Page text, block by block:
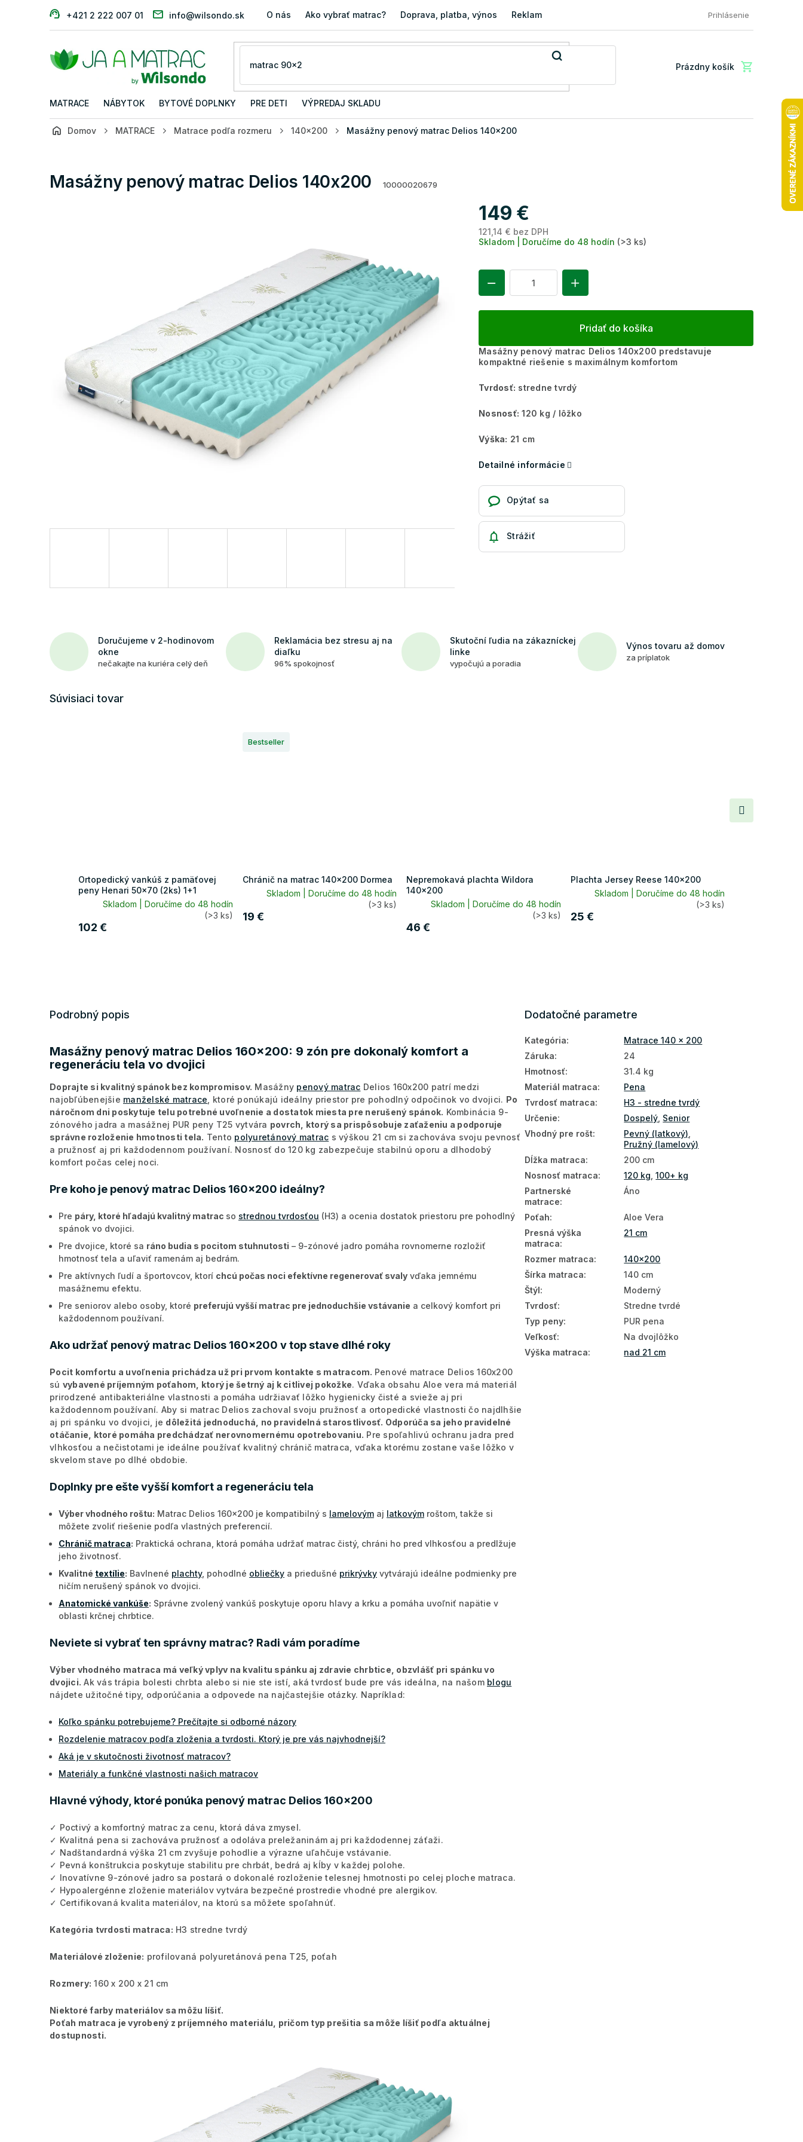
+421 2 222 007 01 info@wilsondo.sk O nás Ako vybrať matrac? Doprava, platba, výnos Reklamácia a vrátenie tovaru FAQ: Najčastejšie otázky zákazníkov
Prihlásenie
Nákupný
Prázdny košík
MATRACE NÁBYTOK BYTOVÉ DOPLNKY PRE DETI VÝPREDAJ SKLADU
Domov MATRACE Matrace podľa rozmeru 140x200 Masážny penový matrac Delios 140x200
Masážny penový matrac Delios 140x200 10000020679
149 €
121,14 € bez DPH
Skladom | Doručíme do 48 hodín (>3 ks)
Pridať do košíka
Masážny penový matrac Delios 140x200 predstavuje
kompaktné riešenie s maximálnym komfortom
Tvrdosť: stredne tvrdý
Nosnosť: 120 kg / lôžko
Výška: 21 cm
Detailné informácie
Opýtať sa
Strážiť
Doručujeme v 2-hodinovom
okne
nečakajte na kuriéra celý deň
Reklamácia bez stresu aj na
diaľku
96% spokojnosť
Skutoční ľudia na zákazníckej
linke
vypočujú a poradia
Výnos tovaru až domov
za príplatok
Súvisiaci tovar
Ortopedický vankúš z pamäťovej
peny Henari 50x70 (2ks) 1+1
Skladom | Doručíme do 48 hodín
(>3 ks)
102 €
Bestseller
Chránič na matrac 140x200 Dormea
Skladom | Doručíme do 48 hodín
(>3 ks)
19 €
Nepremokavá plachta Wildora
140x200
Skladom | Doručíme do 48 hodín
(>3 ks)
46 €
Plachta Jersey Reese 140x200
Skladom | Doručíme do 48 hodín
(>3 ks)
25 €
Podrobný popis
Masážny penový matrac Delios 160x200: 9 zón pre dokonalý komfort a
regeneráciu tela vo dvojici
Doprajte si kvalitný spánok bez kompromisov. Masážny penový matrac Delios 160x200 patrí medzi
najobľúbenejšie manželské matrace , ktoré ponúkajú ideálny priestor pre pohodlný odpočinok vo dvojici. Po
náročnom dni poskytuje telu potrebné uvoľnenie a dostatok miesta pre nerušený spánok. Kombinácia 9-
zónového jadra a masážnej PUR peny T25 vytvára povrch, ktorý sa prispôsobuje zaťaženiu a podporuje
správne rozloženie hmotnosti tela. Tento polyuretánový matrac s výškou 21 cm si zachováva svoju pevnosť
a pružnosť aj pri každodennom používaní. Nosnosť do 120 kg zabezpečuje stabilnú oporu a dlhodobý
komfort počas celej noci.
Pre koho je penový matrac Delios 160x200 ideálny?
Pre páry, ktoré hľadajú kvalitný matrac so strednou tvrdosťou (H3) a ocenia dostatok priestoru pre pohodlný
spánok vo dvojici.
Pre dvojice, ktoré sa ráno budia s pocitom stuhnutosti – 9-zónové jadro pomáha rovnomerne rozložiť
hmotnosť tela a uľaviť ramenám aj bedrám.
Pre aktívnych ľudí a športovcov, ktorí chcú počas noci efektívne regenerovať svaly vďaka jemnému
masážnemu efektu.
Pre seniorov alebo osoby, ktoré preferujú vyšší matrac pre jednoduchšie vstávanie a celkový komfort pri
každodennom používaní.
Ako udržať penový matrac Delios 160x200 v top stave dlhé roky
Pocit komfortu a uvoľnenia prichádza už pri prvom kontakte s matracom. Penové matrace Delios 160x200
sú vybavené príjemným poťahom, ktorý je šetrný aj k citlivej pokožke. Vďaka obsahu Aloe vera má materiál
prirodzené antibakteriálne vlastnosti a pomáha udržiavať lôžko hygienicky čisté a svieže aj pri
každodennom používaní. Aby si matrac Delios zachoval svoju pružnosť a ortopedické vlastnosti čo najdlhšie
aj pri spánku vo dvojici, je dôležitá jednoduchá, no pravidelná starostlivosť. Odporúča sa jeho pravidelné
otáčanie, ktoré pomáha predchádzať nerovnomernému opotrebovaniu. Pre spoľahlivú ochranu jadra pred
vlhkosťou a nečistotami je ideálne používať kvalitný chránič matraca, vďaka ktorému zostane vaše lôžko v
skvelom stave po dlhé obdobie.
Doplnky pre ešte vyšší komfort a regeneráciu tela
Výber vhodného roštu: Matrac Delios 160x200 je kompatibilný s lamelovým aj latkovým roštom, takže si
môžete zvoliť riešenie podľa vlastných preferencií.
Chránič matraca: Praktická ochrana, ktorá pomáha udržať matrac čistý, chráni ho pred vlhkosťou a predlžuje
jeho životnosť.
Kvalitné textílie: Bavlnené plachty, pohodlné obliečky a priedušné prikrývky vytvárajú ideálne podmienky pre
ničím nerušený spánok vo dvojici.
Anatomické vankúše: Správne zvolený vankúš poskytuje oporu hlavy a krku a pomáha uvoľniť napätie v
oblasti krčnej chrbtice.
Neviete si vybrať ten správny matrac? Radi vám poradíme
Výber vhodného matraca má veľký vplyv na kvalitu spánku aj zdravie chrbtice, obzvlášť pri spánku vo
dvojici. Ak vás trápia bolesti chrbta alebo si nie ste istí, aká tvrdosť bude pre vás ideálna, na našom blogu
nájdete užitočné tipy, odporúčania a odpovede na najčastejšie otázky. Napríklad:
Koľko spánku potrebujeme? Prečítajte si odborné názory
Rozdelenie matracov podľa zloženia a tvrdosti. Ktorý je pre vás najvhodnejší?
Aká je v skutočnosti životnosť matracov?
Materiály a funkčné vlastnosti našich matracov
Hlavné výhody, ktoré ponúka penový matrac Delios 160x200
✓ Poctivý a komfortný matrac za cenu, ktorá dáva zmysel.
✓ Kvalitná pena si zachováva pružnosť a odoláva preležaninám aj pri každodennej záťaži.
✓ Nadštandardná výška 21 cm zvyšuje pohodlie a výrazne uľahčuje vstávanie.
✓ Pevná konštrukcia poskytuje stabilitu pre chrbát, bedrá aj kĺby v každej polohe.
✓ Inovatívne 9-zónové jadro sa postará o dokonalé rozloženie telesnej hmotnosti po celej ploche matraca.
✓ Hypoalergénne zloženie materiálov vytvára bezpečné prostredie vhodné pre alergikov.
✓ Certifikovaná kvalita materiálov, na ktorú sa môžete spoľahnúť.
Kategória tvrdosti matraca: H3 stredne tvrdý
Materiálové zloženie: profilovaná polyuretánová pena T25, poťah
Rozmery: 160 x 200 x 21 cm
Niektoré farby materiálov sa môžu líšiť.
Poťah matraca je vyrobený z príjemného materiálu, pričom typ prešitia sa môže líšiť podľa aktuálnej
dostupnosti.
Dodatočné parametre
Kategória:
Matrace 140 x 200
Záruka:
24
Hmotnosť:
31.4 kg
Materiál matraca:
Pena
Tvrdosť matraca:
H3 - stredne tvrdý
Určenie: Dospelý Senior
Vhodný pre rošt: Pevný (latkový)
Pružný (lamelový)
Dĺžka matraca:
200 cm
Nosnosť matraca: 120 kg ,100+ kg
Partnerské
matrace:
Áno
Poťah:
Aloe Vera
Presná výška
matraca:
21 cm
Rozmer matraca:
140x200
Šírka matraca:
140 cm
Štýl:
Moderný
Tvrdosť:
Stredne tvrdé
Typ peny:
PUR pena
Veľkosť:
Na dvojlôžko
Výška matraca: nad 21 cm